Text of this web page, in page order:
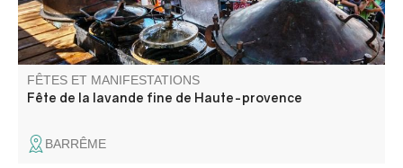
FÊTES ET MANIFESTATIONS
Fête de la lavande fine de Haute-provence
BARRÊME